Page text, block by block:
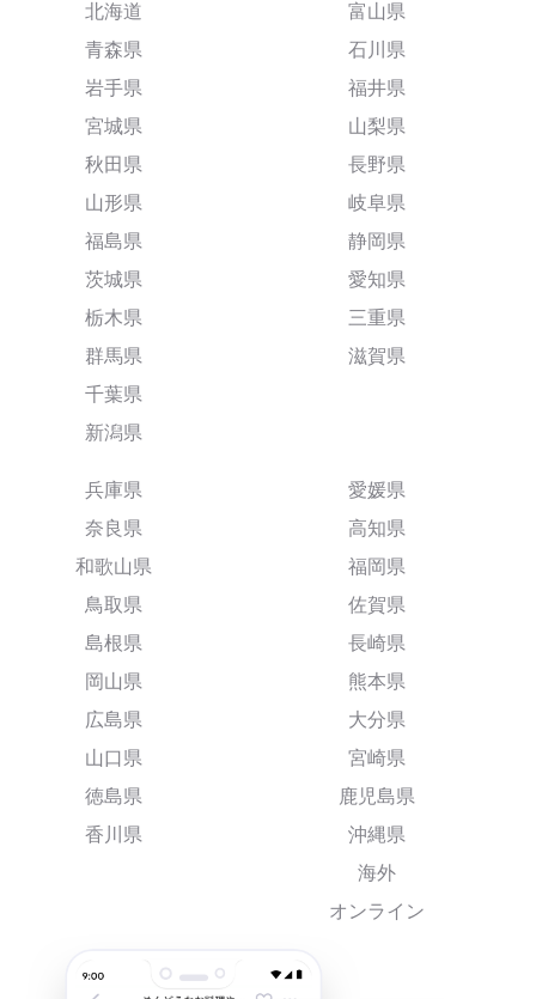
北海道
青森県
岩手県
宮城県
秋田県
山形県
福島県
茨城県
栃木県
群馬県
千葉県
新潟県
富山県
石川県
福井県
山梨県
長野県
岐阜県
静岡県
愛知県
三重県
滋賀県
兵庫県
奈良県
和歌山県
鳥取県
島根県
岡山県
広島県
山口県
徳島県
香川県
愛媛県
高知県
福岡県
佐賀県
長崎県
熊本県
大分県
宮崎県
鹿児島県
沖縄県
海外
オンライン